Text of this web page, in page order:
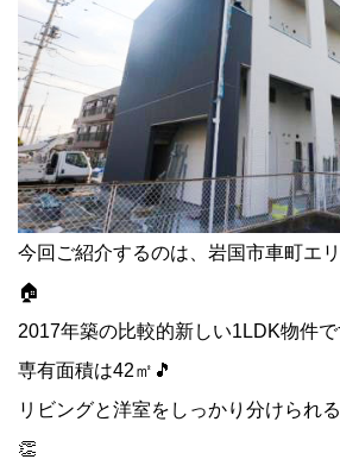
今回ご紹介するのは、岩国市車町エ
🏠
2017年築の比較的新しい1LDK物件で
専有面積は42㎡🎵
リビングと洋室をしっかり分けられ
👏